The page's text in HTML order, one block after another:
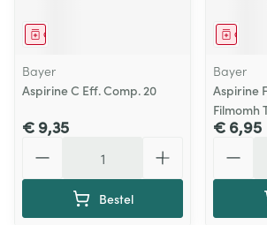
Geneesmiddel
Bayer
Aspirine C Eff. Comp. 20
€ 9,35
Bestel
Bayer
Aspirine
Filmomh
€ 6,95